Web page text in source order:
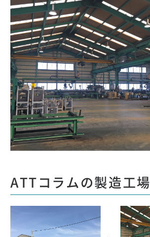
ATTコラムの製造工場